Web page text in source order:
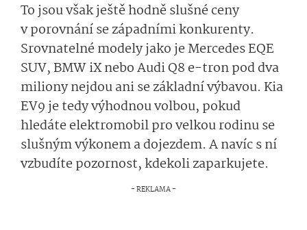
To jsou však ještě hodně slušné ceny
v porovnání se západními konkurenty.
Srovnatelné modely jako je Mercedes EQE
SUV, BMW iX nebo Audi Q8 e-tron pod dva
miliony nejdou ani se základní výbavou. Kia
EV9 je tedy výhodnou volbou, pokud
hledáte elektromobil pro velkou rodinu se
slušným výkonem a dojezdem. A navíc s ní
vzbudíte pozornost, kdekoli zaparkujete.